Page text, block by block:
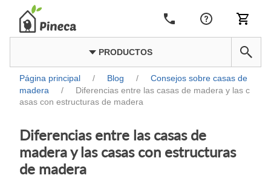
PRODUCTOS
Página principal / Blog /
Consejos sobre casas de
madera
/
Diferencias entre las casas de madera y las c
asas con estructuras de madera
Diferencias entre las casas de
madera y las casas con estructuras
de madera